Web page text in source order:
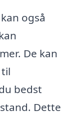
også
De kan
bedst
Dette